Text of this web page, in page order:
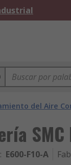
del Aire
SMC
: E600-F10-A